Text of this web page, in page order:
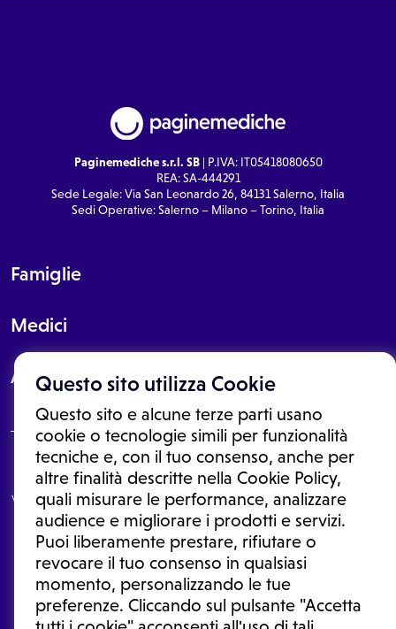
Questo sito utilizza Cookie
Questo sito e alcune terze parti usano
cookie o tecnologie simili per funzionalità
tecniche e, con il tuo consenso, anche per
altre finalità descritte nella Cookie Policy,
quali misurare le performance, analizzare
audience e migliorare i prodotti e servizi.
Puoi liberamente prestare, rifiutare o
revocare il tuo consenso in qualsiasi
momento, personalizzando le tue
preferenze. Cliccando sul pulsante "Accetta
Paginemediche s.r.l. SB| P.IVA: IT05418080650
REA: SA-444291
Sede Legale: Via San Leonardo 26, 84131 Salerno, Italia
Sedi Operative: Salerno – Milano – Torino, Italia
Famiglie
Medici
About
Le informazioni proposte in questo sito non sono un consulto medico.
In nessun caso, queste informazioni sostituiscono un consulto, una
visita o una diagnosi formulata dal medico. Non si devono considerare
le informazioni disponibili come suggerimenti per la formulazione di
una diagnosi, la determinazione di un trattamento o l'assunzione o
sospensione di un farmaco senza prima consultare un medico di
medicina generale o uno specialista.
Condizioni di utilizzo|Privacy Policy |Gestione cookie
Ⓒ 2025 | Tutti i diritti riservati.